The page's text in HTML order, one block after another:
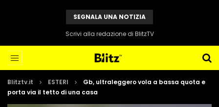
SEGNALA UNA NOTIZIA
Scrivi alla redazione di BlitzTV
Blitztv.it ESTERI
Gb, ultraleggero vola a bassa quota e
porta via il tetto di una casa